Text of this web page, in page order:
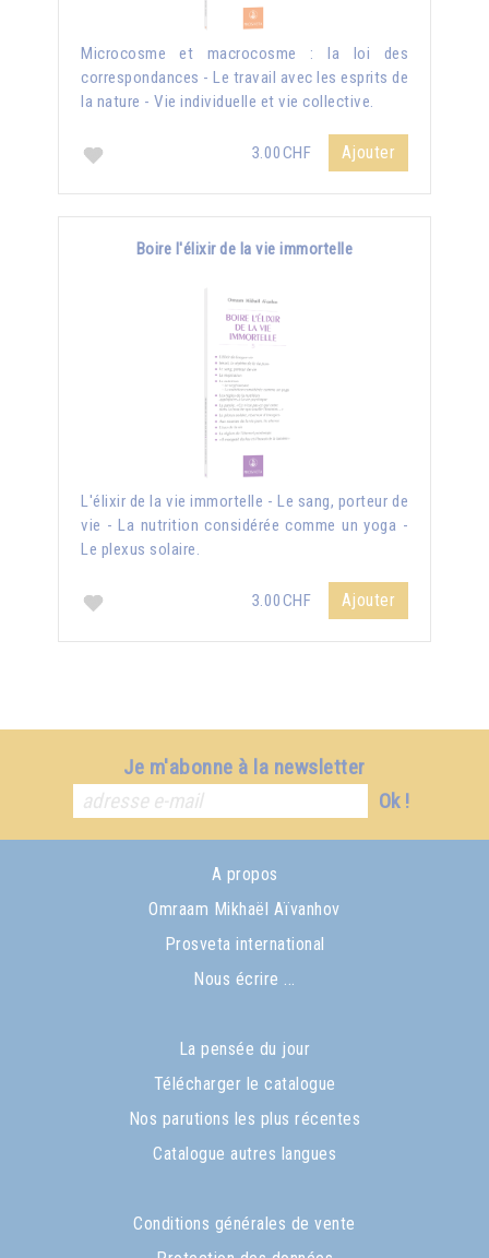
Microcosme et macrocosme : la loi des
correspondances - Le travail avec les esprits de
la nature - Vie individuelle et vie collective.
3.00CHF Ajouter
Boire l'élixir de la vie immortelle
L'élixir de la vie immortelle - Le sang, porteur de
vie - La nutrition considérée comme un yoga -
Le plexus solaire.
3.00CHF Ajouter
Je m'abonne à la newsletter
Ok !
A propos
Omraam Mikhaël Aïvanhov
Prosveta international
Nous écrire ...
La pensée du jour
Télécharger le catalogue
Nos parutions les plus récentes
Catalogue autres langues
Conditions générales de vente